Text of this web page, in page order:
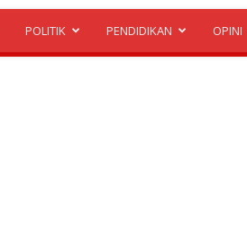
POLITIK PENDIDIKAN OPINI